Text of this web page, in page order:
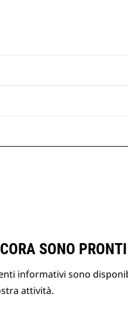
SONO
informativi sono
attività.